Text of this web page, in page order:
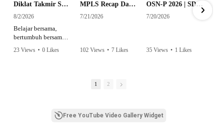
Diklat Takmir SDI Al Azhar 11 Surabaya
8/2/2026
Belajar bersama,
bertumbuh bersama,
amanah.
mencetak pemimpin-
23 Views • 0 Likes
MPLS Recap Day 1 - SDI Al Azhar 11 Surabaya
7/21/2026
102 Views • 7 Likes
OSN-P 2026 | SD - 20533043 - SD ISLAM AL AZHAR 11 SURABAYA | IPA
7/20/2026
35 Views • 1 Likes
1 2
Free YouTube Video Gallery Widget